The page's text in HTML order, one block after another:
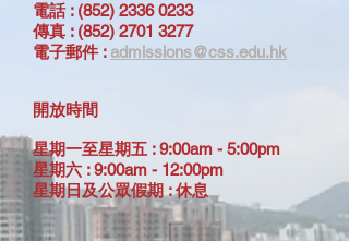
電話 :(852) 2336 0233
傳真 : (852) 2701 3277
電子郵件 :admissions@css.edu.hk
開放時間
星期一至星期五 :9:00am - 5:00pm
星期六 :9:00am - 12:00pm
星期日及公眾假期 :休息